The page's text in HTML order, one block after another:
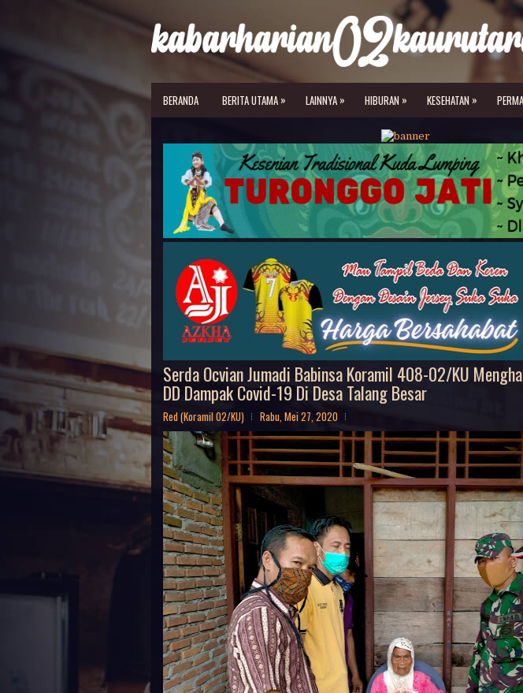
BERANDA BERITA UTAMA » LAINNYA » HIBURAN » KESEHATAN »
Serda Ocvian Jumadi Babinsa Koramil 408-02/KU
DD Dampak Covid-19 Di Desa Talang Besar
Red (Koramil 02/KU) Rabu, Mei 27, 2020